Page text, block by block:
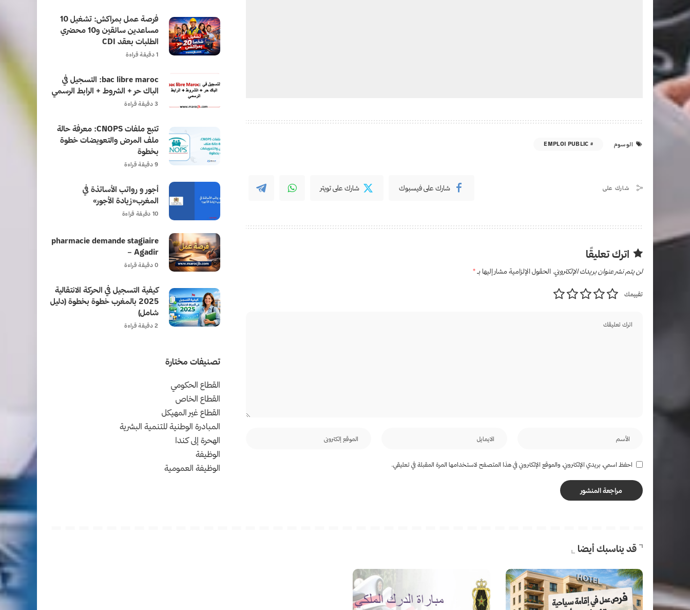
الوسوم EMPLOI PUBLIC
شارك على شارك على فيسبوك شارك على تويتر
اترك تعليقًا
لن يتم نشر عنوان بريدك الإلكتروني. الحقول الإلزامية مشار إليها بـ*
تقييمك
احفظ اسمي، بريدي الإلكتروني، والموقع الإلكتروني في هذا المتصفح لاستخدامها المرة المقبلة في تعليقي.
فرصة عمل بمراكش: تشغيل 10
مساعدين سائقين و10 محضري
الطلبات بعقد CDI
1 دقيقة قراءة
bac libre maroc: التسجيل في
الباك حر + الشروط + الرابط الرسمي
3 دقيقة قراءة
تتبع ملفات CNOPS: معرفة حالة
ملف المرض والتعويضات خطوة
بخطوة
9 دقيقة قراءة
أجور و رواتب الأساتذة في
المغرب«زيادة الأجور»
10 دقيقة قراءة
pharmacie demande stagiaire
– Agadir
0 دقيقة قراءة
كيفية التسجيل في الحركة الانتقالية
2025 بالمغرب خطوة بخطوة (دليل
شامل)
2 دقيقة قراءة
تصنيفات مختارة
القطاع الحكومي
القطاع الخاص
القطاع غير المهيكل
المبادرة الوطنية للتنمية البشرية
الهحرة إلى كندا
الوظيفة
الوظيفة العمومية
قد يناسبك أيضا